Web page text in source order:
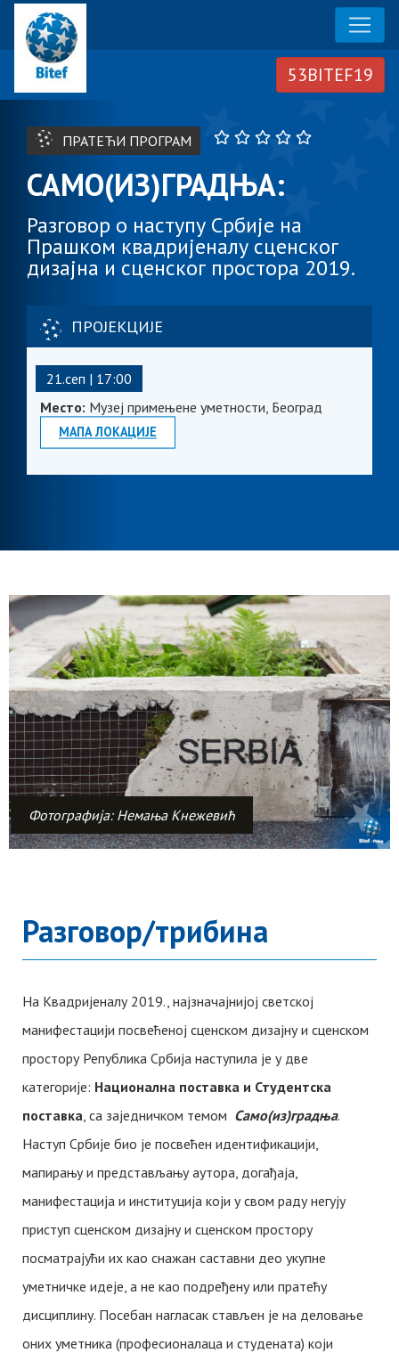
ПРАТЕЋИ ПРОГРАМ
САМО(ИЗ)ГРАДЊА:
Разговор о наступу Србије на
Прашком квадријеналу сценског
дизајна и сценског простора 2019.
ПРОЈЕКЦИЈЕ
21.сеп | 17:00
Место: Музеј примењене уметности, Београд
МАПА ЛОКАЦИЈЕ
Фотографија: Немања Kнежевић
Разговор/трибина
На Kвадријеналу 2019., најзначајнијој светској
манифестацији посвећеној сценском дизајну и сценском
простору Република Србија наступила је у две
категорије: Национална поставка и Студентска
поставка, са заједничком темом Само(из)градња.
Наступ Србије био је посвећен идентификацији,
мапирању и представљању аутора, догађаја,
манифестација и институција који у свом раду негују
приступ сценском дизајну и сценском простору
посматрајући их као снажан саставни део укупне
уметничке идеје, а не као подређену или пратећу
дисциплину. Посебан нагласак стављен је на деловање
оних уметника (професионалаца и студената) који